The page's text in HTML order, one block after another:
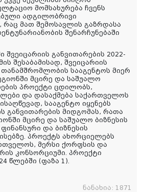
მომსახურება ჩვენს
ადგილობრივი
, რაც მათ შემოსავლის გაზრდასა
შენარჩუნებაში
შვეიცარიის განვითარების 2022-
შესაბამისად, შვეიცარიის
თანამშრომლობის სააგენტოს მიერ
მცირე და საშუალო
პროექტი ცდილობს,
და დასაქმება საქართველოს
სააგენტო იყენებს
განვითარების მიდგომას, რათა
მცირე და საშუალო ბიზნესის
ფინანსური და ბიზნესის
. პროექტს ახორციელებს
, მერსი ქორფსის და
კონსორციუმი. პროექტი
წლებში (ფაზა 1).
ნანახია: 1871